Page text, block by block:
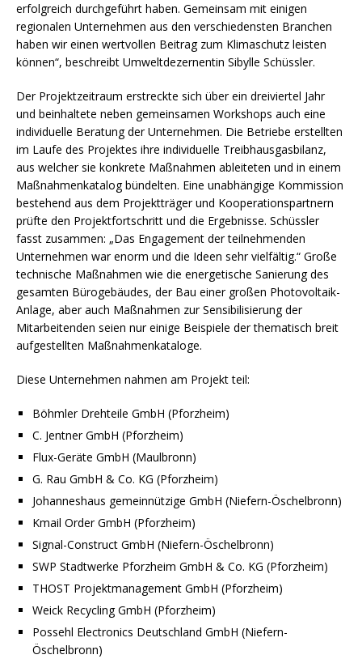
erfolgreich durchgeführt haben. Gemeinsam mit einigen
regionalen Unternehmen aus den verschiedensten Branchen
haben wir einen wertvollen Beitrag zum Klimaschutz leisten
können“, beschreibt Umweltdezernentin Sibylle Schüssler.
Der Projektzeitraum erstreckte sich über ein dreiviertel Jahr
und beinhaltete neben gemeinsamen Workshops auch eine
individuelle Beratung der Unternehmen. Die Betriebe erstellten
im Laufe des Projektes ihre individuelle Treibhausgasbilanz,
aus welcher sie konkrete Maßnahmen ableiteten und in einem
Maßnahmenkatalog bündelten. Eine unabhängige Kommission
bestehend aus dem Projektträger und Kooperationspartnern
prüfte den Projektfortschritt und die Ergebnisse. Schüssler
fasst zusammen: „Das Engagement der teilnehmenden
Unternehmen war enorm und die Ideen sehr vielfältig.“ Große
technische Maßnahmen wie die energetische Sanierung des
gesamten Bürogebäudes, der Bau einer großen Photovoltaik-
Anlage, aber auch Maßnahmen zur Sensibilisierung der
Mitarbeitenden seien nur einige Beispiele der thematisch breit
aufgestellten Maßnahmenkataloge.
Diese Unternehmen nahmen am Projekt teil:
Böhmler Drehteile GmbH (Pforzheim)
C. Jentner GmbH (Pforzheim)
Flux-Geräte GmbH (Maulbronn)
G. Rau GmbH & Co. KG (Pforzheim)
Johanneshaus gemeinnützige GmbH (Niefern-Öschelbronn)
Kmail Order GmbH (Pforzheim)
Signal-Construct GmbH (Niefern-Öschelbronn)
SWP Stadtwerke Pforzheim GmbH & Co. KG (Pforzheim)
THOST Projektmanagement GmbH (Pforzheim)
Weick Recycling GmbH (Pforzheim)
Possehl Electronics Deutschland GmbH (Niefern-
Öschelbronn)